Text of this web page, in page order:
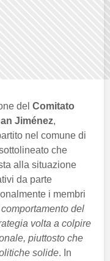
del Comitato
Jiménez,
nel comune di
che
alla situazione
da parte
i membri
del
volta a colpire
piuttosto che
solide. In